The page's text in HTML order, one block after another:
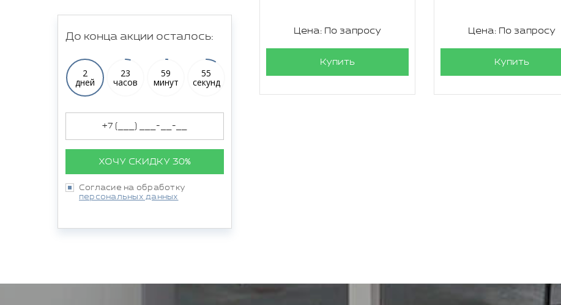
До конца акции осталось:
2
дней
23
часов
59
минут
54
секунд
ХОЧУ СКИДКУ 30%
Согласие на обработку
персональных данных
Цена: По запросу
Купить
Цена: По запросу
Купить